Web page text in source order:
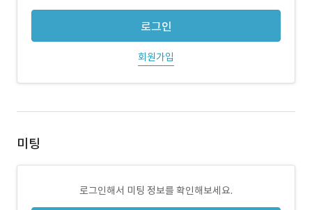
로그인
회원가입
미팅
로그인해서 미팅 정보를 확인해보세요.